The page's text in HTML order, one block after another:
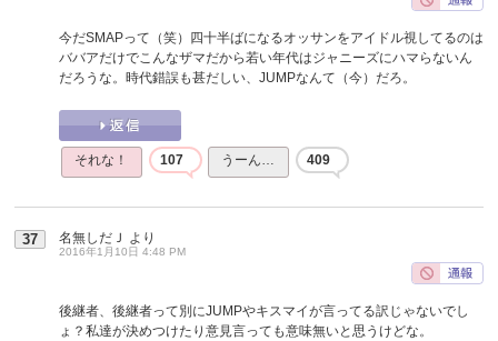
今だSMAPって（笑）四十半ばになるオッサンをアイドル視してるのは
ババアだけでこんなザマだから若い年代はジャニーズにハマらないん
だろうな。時代錯誤も甚だしい、JUMPなんて（今）だろ。
それな！ 107 うーん… 409
37 名無しだＪ より
2016年1月10日 4:48 PM
後継者、後継者って別にJUMPやキスマイが言ってる訳じゃないでし
ょ？私達が決めつけたり意見言っても意味無いと思うけどな。